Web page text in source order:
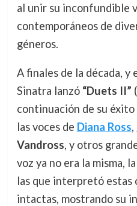
al unir su inconfundible
contemporáneos de
géneros.
A finales de la década, y
Sinatra lanzó “Duets II”
continuación de su
las voces de Diana Ross,
Vandross, y otros
voz ya no era la misma,
las que interpretó estas
intactas, mostrando su